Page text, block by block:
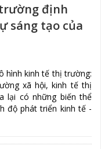
định
sáng tạo của
hình kinh tế thị trường:
xã hội, kinh tế thị
lại có những biến thể
độ phát triển kinh tế -